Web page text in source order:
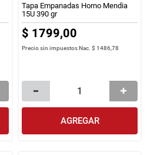
Tapa Empanadas Horno Mendia
15U 390 gr
$ 1799,00
Precio sin impuestos Nac.$ 1486,78
AGREGAR